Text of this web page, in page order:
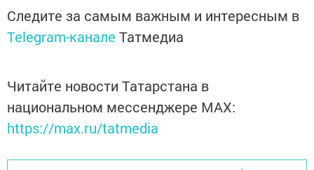
Следите за самым важным и интересным в
Telegram-канале Татмедиа
Читайте новости Татарстана в
национальном мессенджере MАХ:
https://max.ru/tatmedia